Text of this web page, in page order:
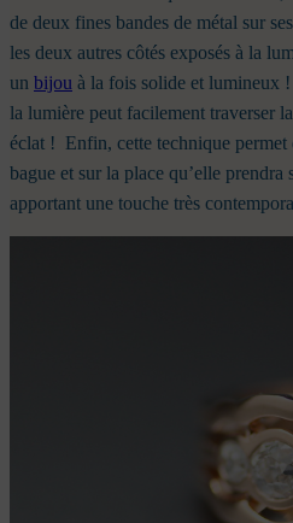
de deux fines bandes de métal sur
les deux autres côtés exposés à la
un bijou à la fois solide et lumineux !
la lumière peut facilement traverser
éclat ! Enfin, cette technique
bague et sur la place qu’elle
apportant une touche très